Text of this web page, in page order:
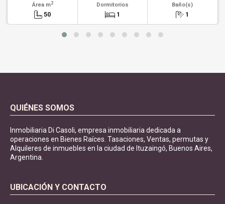
Área m2
50
Dormitorios
1
Baño(s)
1
QUIÉNES SOMOS
Inmobiliaria Di Casoli, empresa inmobiliaria dedicada a
operaciones en Bienes Raíces. Tasaciones, Ventas, permutas y
Alquileres de inmuebles en la ciudad de Ituzaingó, Buenos Aires,
Argentina.